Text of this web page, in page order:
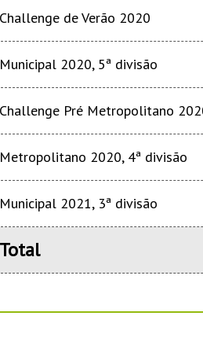
Challenge de Verão 2020
Municipal 2020, 5ª divisão
Challenge Pré Metropolitano
Metropolitano 2020, 4ª divisão
Municipal 2021, 3ª divisão
Total